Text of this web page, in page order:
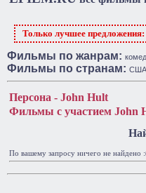
Только лучшее предложения:
Фильмы по жанрам:
Фильмы по странам: США
Персона - John Hult
Фильмы с участием John
По вашему запросу ничего не найдено